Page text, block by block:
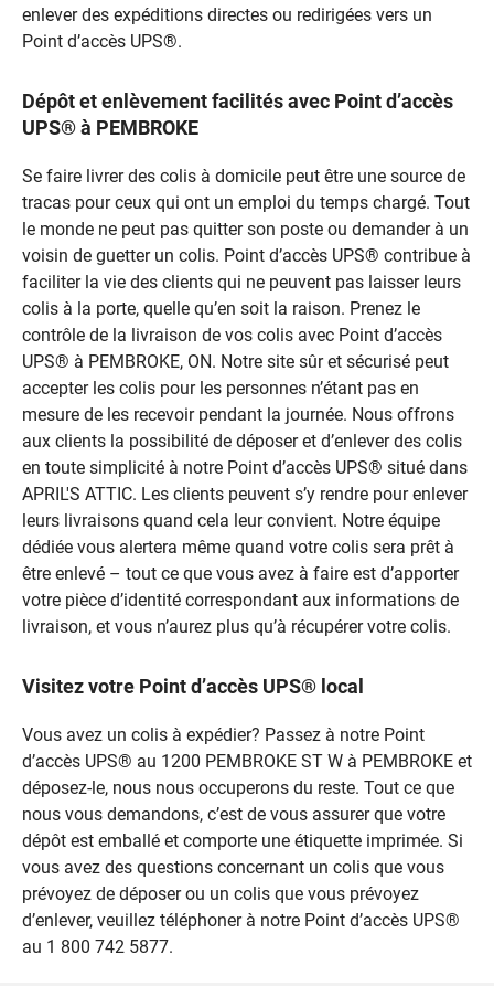
enlever des expéditions directes ou redirigées vers un
Point d’accès UPS®.
Dépôt et enlèvement facilités avec Point d’accès
UPS® à PEMBROKE
Se faire livrer des colis à domicile peut être une source de
tracas pour ceux qui ont un emploi du temps chargé. Tout
le monde ne peut pas quitter son poste ou demander à un
voisin de guetter un colis. Point d’accès UPS® contribue à
faciliter la vie des clients qui ne peuvent pas laisser leurs
colis à la porte, quelle qu’en soit la raison. Prenez le
contrôle de la livraison de vos colis avec Point d’accès
UPS® à PEMBROKE, ON. Notre site sûr et sécurisé peut
accepter les colis pour les personnes n’étant pas en
mesure de les recevoir pendant la journée. Nous offrons
aux clients la possibilité de déposer et d’enlever des colis
en toute simplicité à notre Point d’accès UPS® situé dans
APRIL'S ATTIC. Les clients peuvent s’y rendre pour enlever
leurs livraisons quand cela leur convient. Notre équipe
dédiée vous alertera même quand votre colis sera prêt à
être enlevé – tout ce que vous avez à faire est d’apporter
votre pièce d’identité correspondant aux informations de
livraison, et vous n’aurez plus qu’à récupérer votre colis.
Visitez votre Point d’accès UPS® local
Vous avez un colis à expédier? Passez à notre Point
d’accès UPS® au 1200 PEMBROKE ST W à PEMBROKE et
déposez-le, nous nous occuperons du reste. Tout ce que
nous vous demandons, c’est de vous assurer que votre
dépôt est emballé et comporte une étiquette imprimée. Si
vous avez des questions concernant un colis que vous
prévoyez de déposer ou un colis que vous prévoyez
d’enlever, veuillez téléphoner à notre Point d’accès UPS®
au 1 800 742 5877.